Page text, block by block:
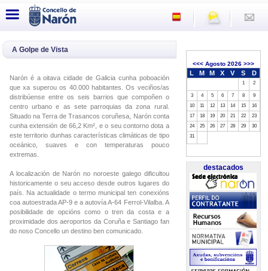
A Golpe de Vista
Narón é a oitava cidade de Galicia cunha poboación
que xa superou os 40.000 habitantes. Os veciños/as
distribúense entre os seis barrios que compoñen o
centro urbano e as sete parroquias da zona rural.
Situado na Terra de Trasancos coruñesa, Narón conta
cunha extensión de 66,2 Km², e o seu contorno dota a
este territorio dunhas características climáticas de tipo
oceánico, suaves e con temperaturas pouco
extremas.
A localización de Narón no noroeste galego dificultou
historicamente o seu acceso desde outros lugares do
país. Na actualidade o termo municipal ten conexións
coa autoestrada AP-9 e a autovía A-64 Ferrol-Vilalba. A
posibilidade de opcións como o tren da costa e a
proximidade dos aeroportos da Coruña e Santiago fan
do noso Concello un destino ben comunicado.
<<<Agosto 2026 >>>
L M M X V S D
1 2
3 4 5 6 7 8
9
10
11 12 13 14 15
16
17
18 19 20 21 22
23
24
25 26 27 28 29
30
31
destacados